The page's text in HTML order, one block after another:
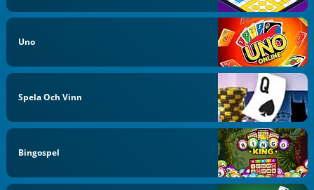
Uno
Spela Och Vinn
Bingospel